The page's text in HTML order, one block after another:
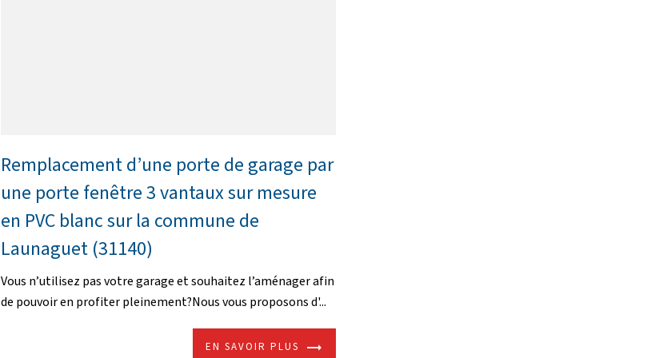
Remplacement d’une porte de garage par
une porte fenêtre 3 vantaux sur mesure
en PVC blanc sur la commune de
Launaguet (31140)
Vous n’utilisez pas votre garage et souhaitez l’aménager afin
de pouvoir en profiter pleinement?Nous vous proposons d'...
EN SAVOIR PLUS